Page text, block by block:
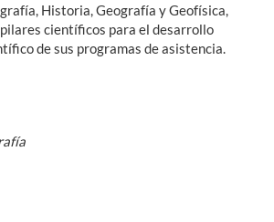
Historia, Geografía y Geofísica,
pilares científicos para el desarrollo
de sus programas de asistencia.